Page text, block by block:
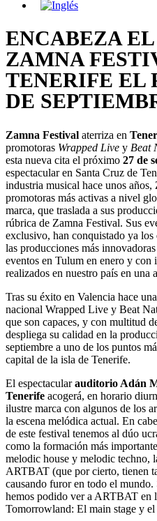
ENCABEZA
ZAMNA
TENERIFE EL
DE
Zamna Festival aterriza en
promotoras Wrapped Live y Beat
esta nueva cita el próximo 27 de
espectacular en Santa Cruz de
industria musical hace unos
promotoras más activas a nivel
marca, que traslada a sus
rúbrica de Zamna Festival. Sus
exclusivo, han conquistado ya
las producciones más
eventos en Tulum en enero y con
realizados en nuestro país en una
Tras su éxito en Valencia hace
nacional Wrapped Live y Beat
que son capaces, y con multitud
despliega su calidad en la
septiembre a uno de los puntos
capital de la isla de Tenerife.
El espectacularauditorio Adán
Tenerife acogerá, en horario
ilustre marca con algunos de los
la escena melódica actual. En
de este festival tenemos al dúo
como la formación más
melodic house y melodic techno,
ARTBAT (que por cierto, tienen
causando furor en todo el
hemos podido ver a ARTBAT en
Tomorrowland: El main stage y el